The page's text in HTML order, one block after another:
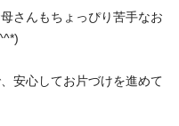
さんもちょっぴり苦手なお
安心してお片づけを進めて